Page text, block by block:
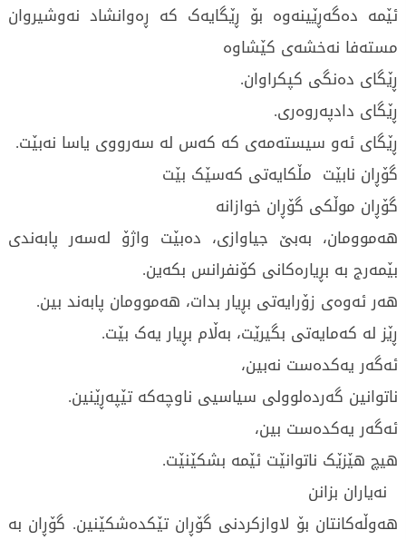
ئێمە دەگەڕێینەوە بۆ ڕێگایەک کە ڕەوانشاد نەوشیروان
مستەفا نەخشەی کێشاوە
ڕێگای دەنگی کپکراوان.
ڕێگای دادپەروەری.
ڕێگای ئەو سیستەمەی کە کەس لە سەرووی یاسا نەبێت.
گۆڕان نابێت مڵکایەتی کەسێک بێت
گۆڕان موڵکی گۆڕان خوازانە
هەموومان، بەبێ جیاوازی، دەبێت واژۆ لەسەر پابەندی
بێمەرج بە بڕیارەکانی کۆنفرانس بکەین.
هەر ئەوەی زۆرایەتی بڕیار بدات، هەموومان پابەند بین.
ڕێز لە کەمایەتی بگیرێت، بەڵام بڕیار یەک بێت.
ئەگەر یەکدەست نەبین،
ناتوانین گەردەلوولی سیاسیی ناوچەکە تێپەڕێنین.
ئەگەر یەکدەست بین،
هیچ هێزێک ناتوانێت ئێمە بشکێنێت.
نەیاران بزانن
هەوڵەکانتان بۆ لاوازکردنی گۆڕان تێکدەشکێنین. گۆڕان بە